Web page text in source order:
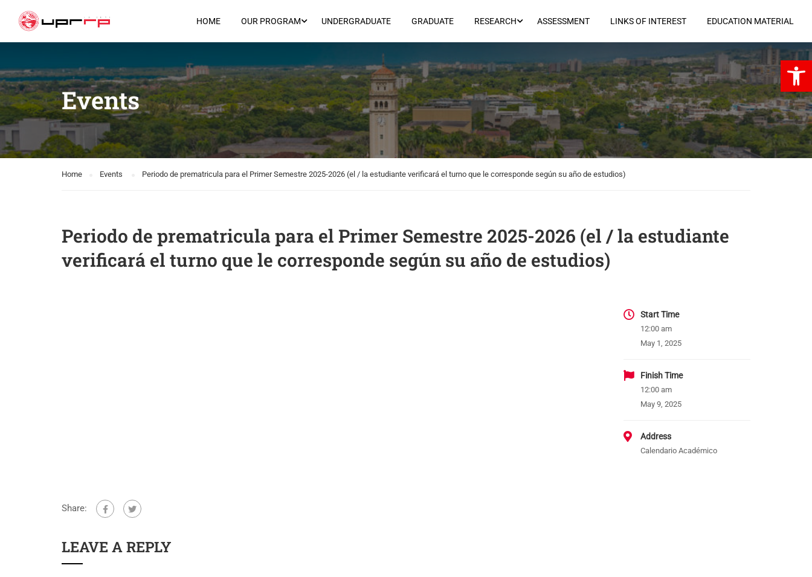
HOME OUR PROGRAM UNDERGRADUATE GRADUATE RESEARCH ASSESSMENT LINKS OF INTEREST EDUCATION MATERIAL
Events
Home Events Periodo de prematricula para el Primer Semestre 2025-2026 (el / la estudiante verificará el turno que le corresponde según su año de estudios)
Periodo de prematricula para el Primer Semestre 2025-2026 (el / la estudiante
verificará el turno que le corresponde según su año de estudios)
Start Time
12:00 am
May 1, 2025
Finish Time
12:00 am
May 9, 2025
Address
Calendario Académico
Share:
LEAVE A REPLY